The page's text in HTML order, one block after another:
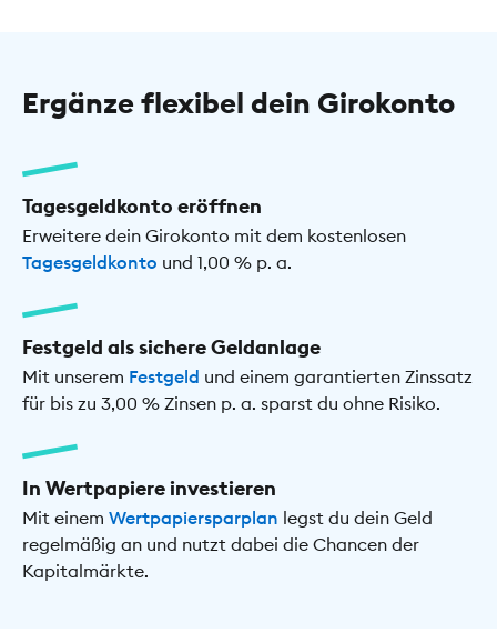
Ergänze flexibel dein Girokonto
Tagesgeldkonto eröffnen
Erweitere dein Girokonto mit dem kostenlosen
Tagesgeldkonto und 1,00 % p. a.
Festgeld als sichere Geldanlage
Mit unserem Festgeld und einem garantierten Zinssatz
für bis zu 3,00 % Zinsen p. a. sparst du ohne Risiko.
In Wertpapiere investieren
Mit einem Wertpapiersparplan legst du dein Geld
regelmäßig an und nutzt dabei die Chancen der
Kapitalmärkte.